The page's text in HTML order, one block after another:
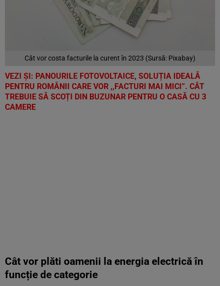
Cât vor costa facturile la curent în 2023 (Sursă: Pixabay)
VEZI ȘI: PANOURILE FOTOVOLTAICE, SOLUȚIA IDEALĂ
PENTRU ROMÂNII CARE VOR ,,FACTURI MAI MICI”. CÂT
TREBUIE SĂ SCOȚI DIN BUZUNAR PENTRU O CASĂ CU 3
CAMERE
Cât vor plăti oamenii la energia electrică în
funcție de categorie